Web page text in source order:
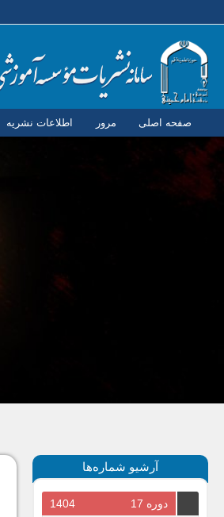
صفحه اصلی مرور اطلاعات نشریه
آرشیو شماره‌ها
دوره 17 1404